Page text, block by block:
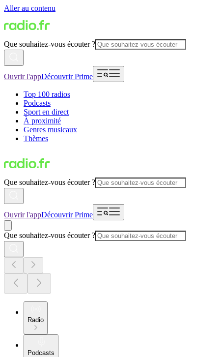
Aller au contenu
Que souhaitez-vous écouter ?
Ouvrir l'appDécouvrir Prime
Top 100 radios
Podcasts
Sport en direct
À proximité
Genres musicaux
Thèmes
Que souhaitez-vous écouter ?
Ouvrir l'appDécouvrir Prime
Que souhaitez-vous écouter ?
Radio
Podcasts